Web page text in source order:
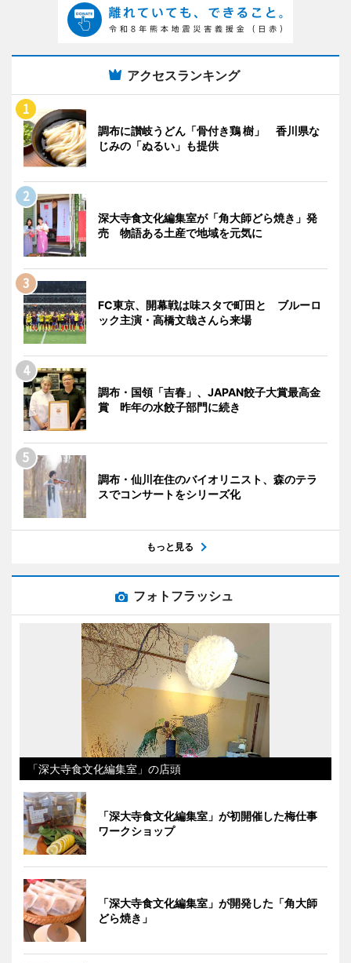
アクセスランキング
調布に讃岐うどん「骨付き鶏 樹」 香川県な
じみの「ぬるい」も提供
深大寺食文化編集室が「角大師どら焼き」発
売 物語ある土産で地域を元気に
FC東京、開幕戦は味スタで町田と ブルーロ
ック主演・高橋文哉さんら来場
調布・国領「吉春」、JAPAN餃子大賞最高金
賞 昨年の水餃子部門に続き
調布・仙川在住のバイオリニスト、森のテラ
スでコンサートをシリーズ化
もっと見る
フォトフラッシュ
「深大寺食文化編集室」の店頭
「深大寺食文化編集室」が初開催した梅仕事
ワークショップ
「深大寺食文化編集室」が開発した「角大師
どら焼き」